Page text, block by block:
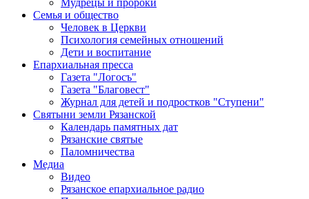
Мудрецы и пророки
Семья и общество
Человек в Церкви
Психология семейных отношений
Дети и воспитание
Епархиальная пресса
Газета "Логосъ"
Газета "Благовест"
Журнал для детей и подростков "Ступени"
Святыни земли Рязанской
Календарь памятных дат
Рязанские святые
Паломничества
Медиа
Видео
Рязанское епархиальное радио